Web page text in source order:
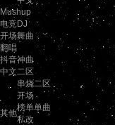
Mushup
电竞DJ
开场舞曲
翻唱
抖音神曲
中文二区
其他
串烧二区
开场
榜单单曲
私改